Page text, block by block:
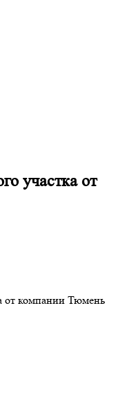
участка от
от компании Тюмень